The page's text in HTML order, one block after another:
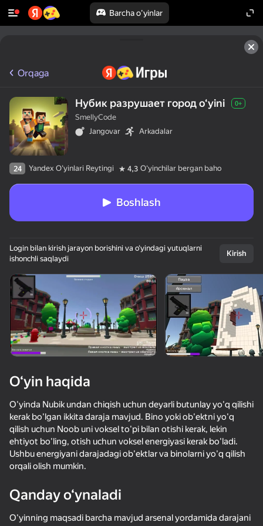
Barcha o'yinlar
Qurilmani aylantiring
O‘yinlar faqat gorizontal
oriyentatsiyasida ishlaydi
Orqaga
Нубик разрушает город oʻyini 0+
SmellyCode
Jangovar
Arkadalar
24 Yandex O'yinlari Reytingi 4,3 Oʻyinchilar bergan baho
Boshlash
Login bilan kirish jarayon borishini va o‘yindagi yutuqlarni
ishonchli saqlaydi
Kirish
O‘yin haqida
O'yinda Nubik undan chiqish uchun deyarli butunlay yo'q qilishi
kerak bo'lgan ikkita daraja mavjud. Bino yoki ob'ektni yo'q
qilish uchun Noob uni voksel to'pi bilan otishi kerak, lekin
ehtiyot bo'ling, otish uchun voksel energiyasi kerak bo'ladi.
Ushbu energiyani darajadagi ob'ektlar va binolarni yo'q qilish
orqali olish mumkin.
Qanday o‘ynaladi
O'yinning maqsadi barcha mavjud arsenal yordamida darajani